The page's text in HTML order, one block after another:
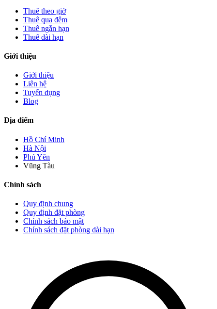
Thuê theo giờ
Thuê qua đêm
Thuê ngắn hạn
Thuê dài hạn
Giới thiệu
Giới thiệu
Liên hệ
Tuyển dụng
Blog
Địa điểm
Hồ Chí Minh
Hà Nội
Phú Yên
Vũng Tàu
Chính sách
Quy định chung
Quy định đặt phòng
Chính sách bảo mật
Chính sách đặt phòng dài hạn